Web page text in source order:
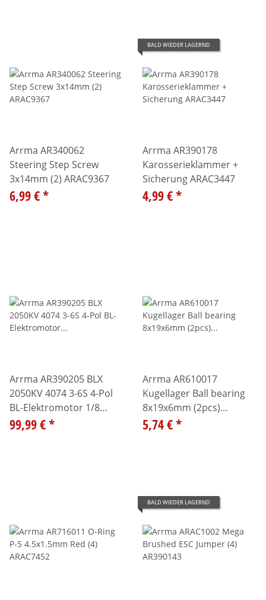
Arrma AR340062
Steering Step Screw
3x14mm (2) ARAC9367
6,99 €*
BALD WIEDER LAGERND
Arrma AR390178
Karosserieklammer +
Sicherung ARAC3447
4,99 €*
Arrma AR390205 BLX
2050KV 4074 3-6S 4-Pol
BL-Elektromotor 1/8
5mm Welle ARAG2000
99,99 €*
Arrma AR610017
Kugellager Ball bearing
8x19x6mm (2pcs)
ARAC3159
5,74 €*
BALD WIEDER LAGERND